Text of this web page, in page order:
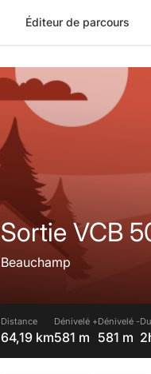
Éditeur de parcours
Sortie VCB
Beauchamp
Distance
64,19 km
Dénivelé +
581 m
Dénivelé -
581 m